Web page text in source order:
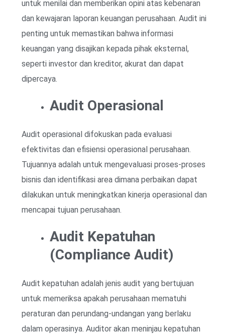
untuk menilai dan memberikan opini atas kebenaran
dan kewajaran laporan keuangan perusahaan. Audit ini
penting untuk memastikan bahwa informasi
keuangan yang disajikan kepada pihak eksternal,
seperti investor dan kreditor, akurat dan dapat
dipercaya.
Audit Operasional
Audit operasional difokuskan pada evaluasi
efektivitas dan efisiensi operasional perusahaan.
Tujuannya adalah untuk mengevaluasi proses-proses
bisnis dan identifikasi area dimana perbaikan dapat
dilakukan untuk meningkatkan kinerja operasional dan
mencapai tujuan perusahaan.
Audit Kepatuhan
(Compliance Audit)
Audit kepatuhan adalah jenis audit yang bertujuan
untuk memeriksa apakah perusahaan mematuhi
peraturan dan perundang-undangan yang berlaku
dalam operasinya. Auditor akan meninjau kepatuhan